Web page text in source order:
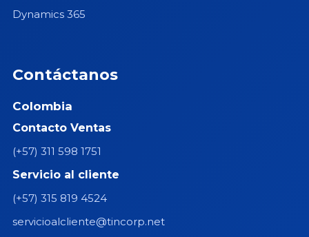
Dynamics 365
Contáctanos
Colombia
Contacto Ventas
(+57) 311 598 1751
Servicio al cliente
(+57) 315 819 4524
servicioalcliente@tincorp.net